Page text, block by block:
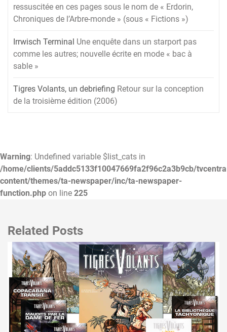
ressuscitée en ces pages sous le nom de « Erdorin,
Chroniques de l’Arbre-monde » (sous « Fictions »)
Irrwisch Terminal Une enquête dans un starport pas
comme les autres; nouvelle écrite en mode « bac à
sable »
Tigres Volants, un debriefing Retour sur la conception
de la troisième édition (2006)
Warning: Undefined variable $list_cats in
/home/clients/5addc5133f10047669fa2f96c2a3b9cb/
content/themes/ta-newspaper/inc/ta-newspaper-
function.php on line 225
Related Posts